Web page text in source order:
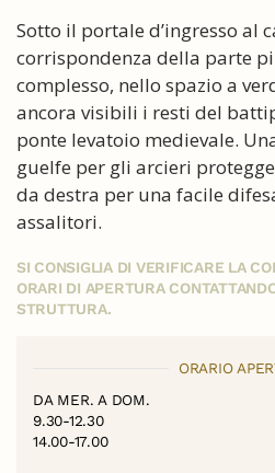
Sotto il portale d’ingresso al
corrispondenza della parte
complesso, nello spazio a
ancora visibili i resti del
ponte levatoio medievale.
guelfe per gli arcieri
da destra per una facile
assalitori.
SI CONSIGLIA DI VERIFICARE LA
ORARI DI APERTURA
STRUTTURA.
ORARIO
DA MER. A DOM.
9.30-12.30
14.00-17.00